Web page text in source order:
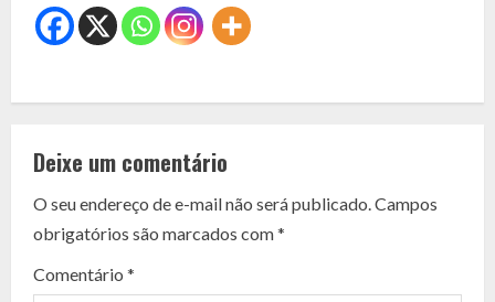
C
n
t
i
Deixe um comentário
O seu endereço de e-mail não será publicado. Campos
obrigatórios são marcados com*
Comentário *